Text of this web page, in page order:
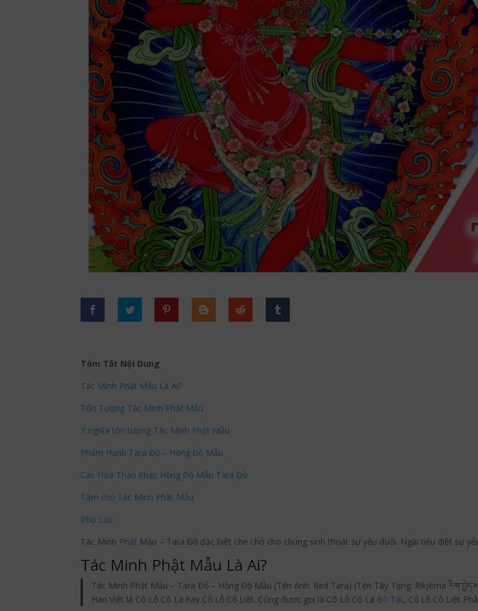
Tóm Tắt Nội Dung
Tác Minh Phật Mẫu Là Ai?
Tôn Tượng Tác Minh Phật Mẫu
Ý nghĩa tôn tượng Tác Minh Phật Mẫu
Phẩm Hạnh Tara Đỏ – Hồng Độ Mẫu
Các Hóa Thân Khác Hồng Độ Mẫu Tara Đỏ
Tâm chú Tác Minh Phật Mẫu
Phụ Lục
Tác Minh Phật Mẫu – Tara Đỏ đặc biệt che chở cho chúng sinh thoát sự yếu đuối. Ngài tiêu diệt sự
Tác Minh Phật Mẫu Là Ai?
Tác Minh Phật Mẫu – Tara Đỏ – Hồng Độ Mẫu (Tên Anh: Red Tara) (Tên Tây Tạng: Rikjéma
Hán Việt là Cô Lỗ Cô La hay Cổ Lỗ Cổ Liệt. Cũng được gọi là Cô Lỗ Cô La Bồ Tát, Cổ Lỗ Cô Liệt